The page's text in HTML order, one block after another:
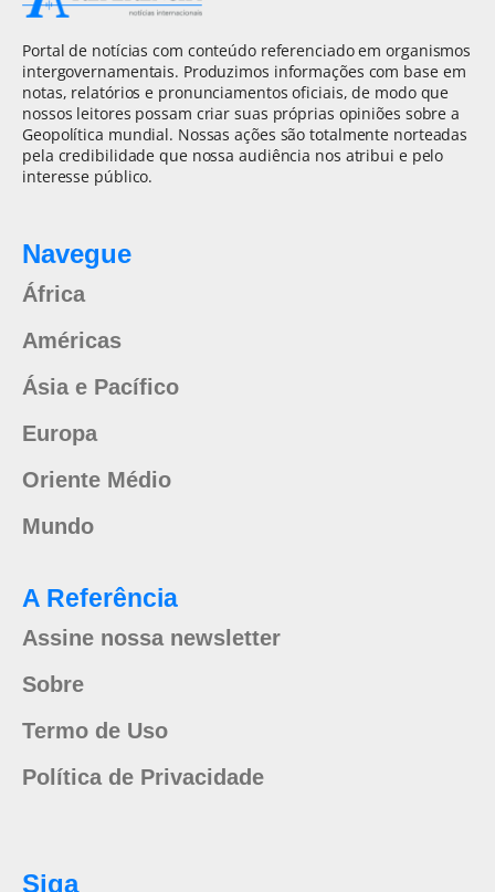
Portal de notícias com conteúdo referenciado em organismos
intergovernamentais. Produzimos informações com base em
notas, relatórios e pronunciamentos oficiais, de modo que
nossos leitores possam criar suas próprias opiniões sobre a
Geopolítica mundial. Nossas ações são totalmente norteadas
pela credibilidade que nossa audiência nos atribui e pelo
interesse público.
Navegue
África
Américas
Ásia e Pacífico
Europa
Oriente Médio
Mundo
A Referência
Assine nossa newsletter
Sobre
Termo de Uso
Política de Privacidade
Siga